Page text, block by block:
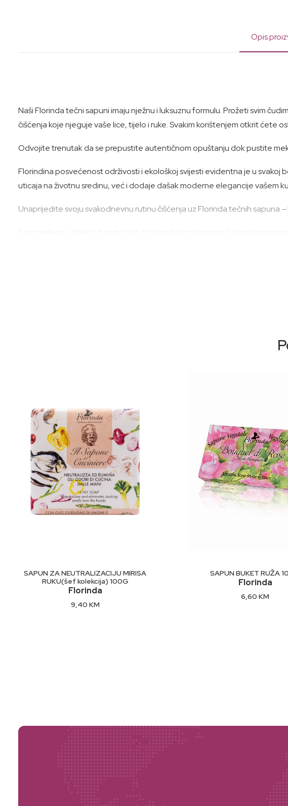
Opis
Naši Florinda tečni sapuni imaju nježnu i luksuznu formulu. Prožeti svim
čišćenja koje njeguje vaše lice, tijelo i ruke. Svakim korištenjem otkrit ćete
Odvojite trenutak da se prepustite autentičnom opuštanju dok pustite
Florindina posvećenost održivosti i ekološkoj svijesti evidentna je u svakoj
uticaja na životnu sredinu, već i dodaje dašak moderne elegancije vašem
Unaprijedite svoju svakodnevnu rutinu čišćenja uz Florinda tečnih sapuna
DODAJ U KORPU
SAPUN ZA NEUTRALIZACIJU MIRISA
RUKU(šef kolekcija) 100G
Florinda
9,40 KM
DODAJ U KORPU
SAPUN BUKET RUŽA
Florinda
6,60 KM